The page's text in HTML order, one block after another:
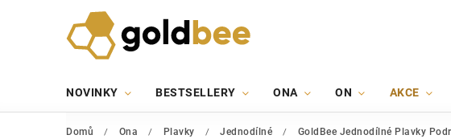
NOVINKY BESTSELLERY ONA ON AKCE
Domů / Ona / Plavky / Jednodílné / GoldBee Jednodílné Plavky